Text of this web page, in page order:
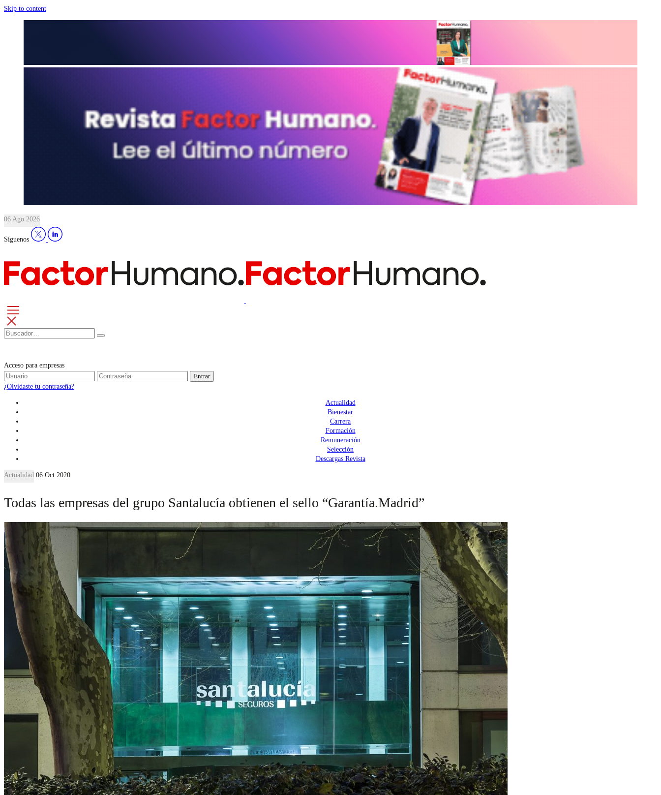
Skip to content
06 Ago 2026
Síguenos
Acceso para empresas
Entrar
¿Olvidaste tu contraseña?
Actualidad
Bienestar
Carrera
Formación
Remuneración
Selección
Descargas Revista
Actualidad 06 Oct 2020
Todas las empresas del grupo Santalucía obtienen el sello “Garantía.Madrid”